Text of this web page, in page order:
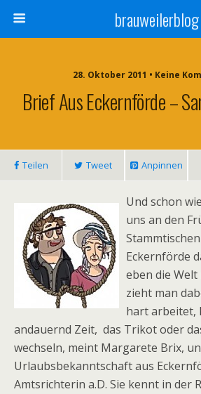
brauweilerblog
28. Oktober 2011 • Keine
Brief Aus Eckernförde –
Teilen Tweet Anpinnen
Und schon
uns an den
Eckernförde
eben die
zieht man
hart arbeitet,
andauernd Zeit, das Trikot oder
wechseln, meint Margarete Brix,
Urlaubsbekanntschaft aus
Amtsrichterin a.D. Sie kennt in der